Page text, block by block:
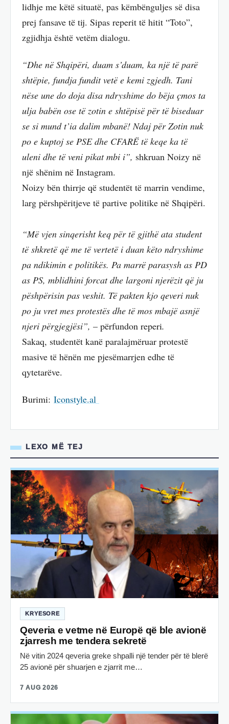
lidhje me këtë situatë, pas këmbënguljes së disa
prej fansave të tij. Sipas reperit të hitit “Toto”,
zgjidhja është vetëm dialogu.
“Dhe në Shqipëri, duam s’duam, ka një të parë
shtëpie, fundja fundit vetë e kemi zgjedh. Tani
nëse une do doja disa ndryshime do bëja çmos ta
ulja babën ose të zotin e shtëpisë për të biseduar
se si mund t’ia dalim mbanë! Ndaj për Zotin nuk
po e kuptoj se PSE dhe CFARË të keqe ka të
uleni dhe të veni pikat mbi i”, shkruan Noizy në
një shënim në Instagram.
Noizy bën thirrje që studentët të marrin vendime,
larg përshpëritjeve të partive politike në Shqipëri.
“Më vjen sinqerisht keq për të gjithë ata student
të shkretë që me të vertetë i duan këto ndryshime
pa ndikimin e politikës. Pa marrë parasysh as PD
as PS, mblidhini forcat dhe largoni njerëzit që ju
pëshpërisin pas veshit. Të pakten kjo qeveri nuk
po ju vret mes protestës dhe të mos mbajë asnjë
njeri përgjegjësi”, – përfundon reperi.
Sakaq, studentët kanë paralajmëruar protestë
masive të hënën me pjesëmarrjen edhe të
qytetarëve.
Burimi: Iconstyle.al
LEXO MË TEJ
KRYESORE
Qeveria e vetme në Europë që ble avionë
zjarresh me tendera sekretë
Në vitin 2024 qeveria greke shpalli një tender për të blerë
25 avionë për shuarjen e zjarrit me…
7 AUG 2026